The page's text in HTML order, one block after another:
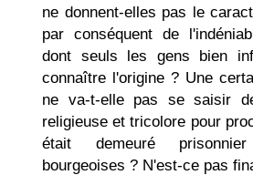
ne donnent-elles pas le
par conséquent de
dont seuls les gens bien
connaître l'origine ? Une
ne va-t-elle pas se saisir
religieuse et tricolore pour
était demeuré
bourgeoises ? N'est-ce pas